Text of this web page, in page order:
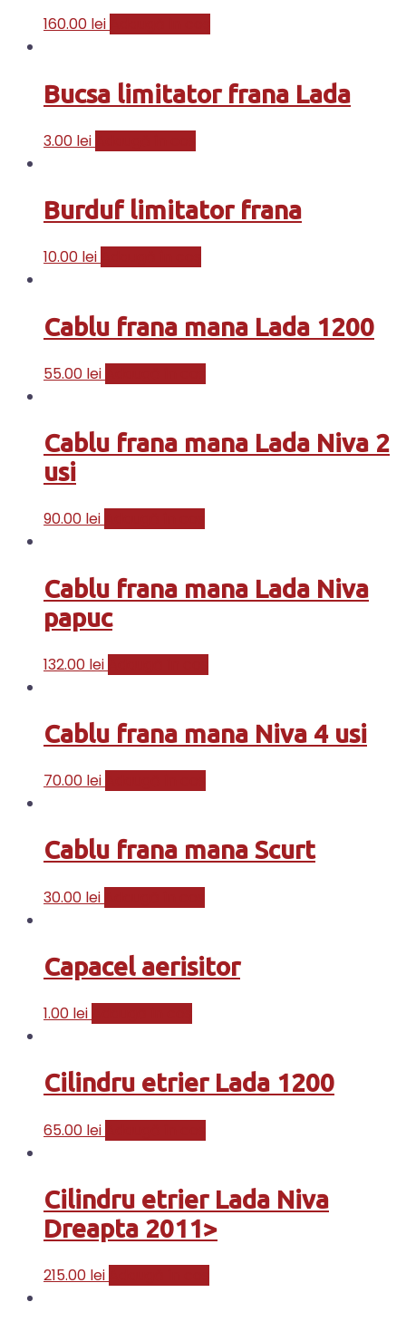
160.00 lei
Bucsa limitator frana Lada
3.00 lei
Burduf limitator frana
10.00 lei
Cablu frana mana Lada 1200
55.00 lei
Cablu frana mana Lada Niva 2
usi
90.00 lei
Cablu frana mana Lada Niva
papuc
132.00 lei
Cablu frana mana Niva 4 usi
70.00 lei
Cablu frana mana Scurt
30.00 lei
Capacel aerisitor
1.00 lei
Cilindru etrier Lada 1200
65.00 lei
Cilindru etrier Lada Niva
Dreapta 2011>
215.00 lei